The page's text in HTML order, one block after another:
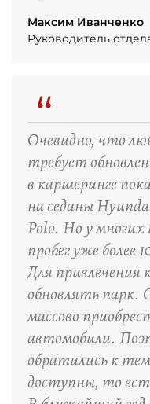
Максим Иванченко
Руководитель
“
Очевидно, что
требует
в каршеринге
на седаны
Polo. Но у
пробег уже более
Для привлечения
обновлять парк.
массово
автомобили.
обратились к
доступны, то